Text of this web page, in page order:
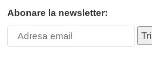
Abonare la newsletter: